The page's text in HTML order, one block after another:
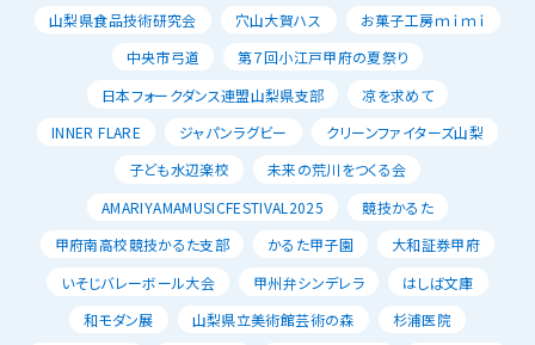
山梨県食品技術研究会
穴山大賀ハス
お菓子工房ｍｉｍｉ
中央市弓道
第７回小江戸甲府の夏祭り
日本フォークダンス連盟山梨県支部
凉を求めて
INNER FLARE
ジャパンラグビー
クリーンファイターズ山梨
子ども水辺楽校
未来の荒川をつくる会
AMARIYAMAMUSICFESTIVAL2025
競技かるた
甲府南高校競技かるた支部
かるた甲子園
大和証券甲府
いそじバレーボール大会
甲州弁シンデレラ
はしば文庫
和モダン展
山梨県立美術館芸術の森
杉浦医院